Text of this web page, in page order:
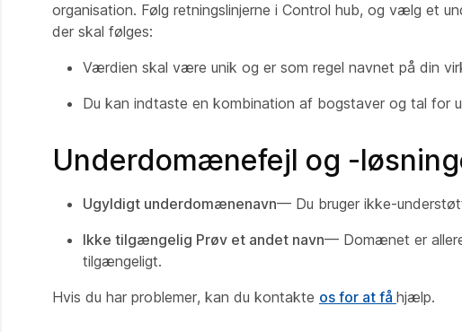
organisation. Følg retningslinjerne i Control hub, og vælg et
der skal følges:
Værdien skal være unik og er som regel navnet på din
Du kan indtaste en kombination af bogstaver og tal for
Underdomænefejl og -
Ugyldigt underdomænenavn— Du bruger ikke-
Ikke tilgængelig Prøv et andet navn— Domænet er
tilgængeligt.
Hvis du har problemer, kan du kontakte os for at få hjælp.